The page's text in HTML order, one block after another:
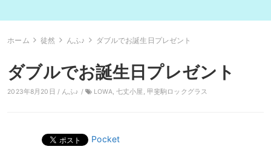
ホーム 徒然 んふ♪ ダブルでお誕生日プレゼント
ダブルでお誕生日プレゼント
2023年8月20日 / んふ♪ / LOWA,七丈小屋 甲斐駒ロックグラス
Pocket